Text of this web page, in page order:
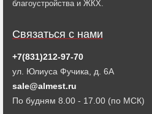
благоустройства и ЖКХ.
Связаться с нами
+7(831)212-97-70
ул. Юлиуса Фучика, д. 6А
sale@almest.ru
По будням 8.00 - 17.00 (по МСК)